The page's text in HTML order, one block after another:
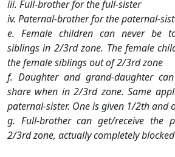
iii. Full-brother for the full-sister
iv. Paternal-brother for the paternal-
e. Female children can never be
siblings in 2/3rd zone. The female
the female siblings out of 2/3rd zone
f. Daughter and grand-daughter
share when in 2/3rd zone. Same
paternal-sister. One is given 1/2th and
g. Full-brother can get/receive the
2/3rd zone, actually completely